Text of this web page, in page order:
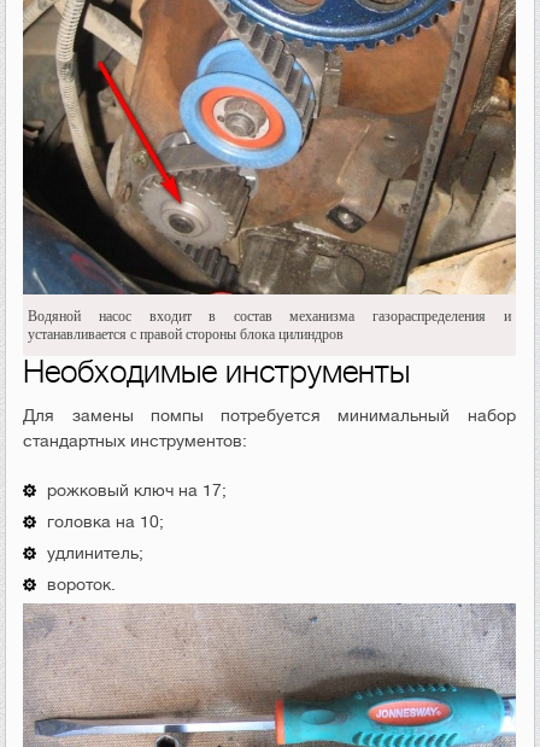
Водяной насос входит в состав механизма газораспределения и
устанавливается с правой стороны блока цилиндров
Необходимые инструменты
Для замены помпы потребуется минимальный набор
стандартных инструментов:
рожковый ключ на 17;
головка на 10;
удлинитель;
вороток.